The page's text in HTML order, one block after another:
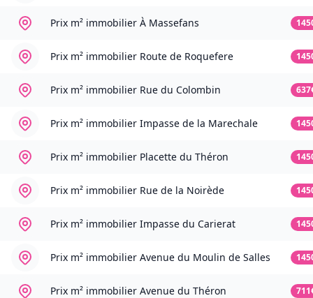
Prix m² immobilier À Massefans
Prix m² immobilier Route de Roquefere
Prix m² immobilier Rue du Colombin
Prix m² immobilier Impasse de la Marechale
Prix m² immobilier Placette du Théron
Prix m² immobilier Rue de la Noirède
Prix m² immobilier Impasse du Carierat
Prix m² immobilier Avenue du Moulin de Salles
Prix m² immobilier Avenue du Théron